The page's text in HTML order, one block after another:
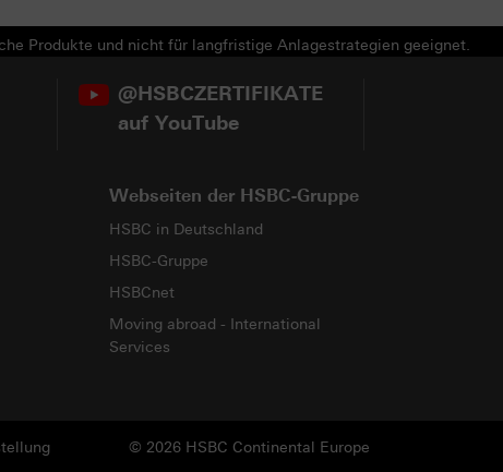
Produkte und nicht für langfristige Anlagestrategien geeignet.
@HSBCZERTIFIKATE
auf YouTube
Webseiten der HSBC-Gruppe
HSBC in Deutschland
HSBC-Gruppe
HSBCnet
Moving abroad - International
Services
© 2026 HSBC Continental Europe